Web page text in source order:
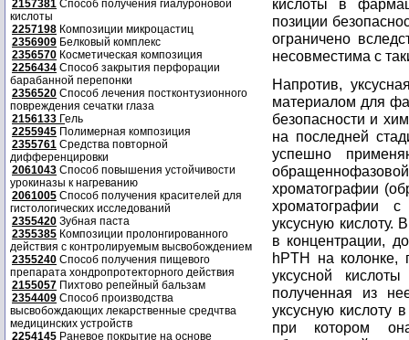
2157381 Способ получения гиалуроновой
кислоты
2257198 Композиции микроцастиц
2356909 Белковый комплекс
2356570 Косметическая композиция
2256434 Способ закрытия перфорации
барабанной перепонки
2356520 Способ лечения постконтузионного
повреждения сечатки глаза
2156133 Гель
2255945 Полимерная композиция
2355761 Средства повторной
дифференцировки
2061043 Способ повышения устойчивости
урокиназы к нагреванию
2061005 Способ получения красителей для
гистологических исследований
2355420 Зубная паста
2355385 Композиции пролонгированного
действия с контролируемым высвобождением
2355240 Способ получения пищевого
препарата хондропротекторного действия
2155057 Пихтово репейный бальзам
2354409 Способ производства
высвобождающих лекарственные средчтва
медицинских устройств
2254145 Раневое покрытие на основе
кислоты в
позиции
ограничено
несовместима с
Напротив,
материалом для
безопасности и
на последней
успешно
хроматографии
хроматографии с
уксусную кислоту.
в концентрации,
hPTH на колонке,
уксусной
полученная из
уксусную кислоту
при котором